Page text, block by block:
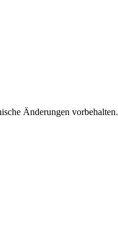
Änderungen vorbehalten.